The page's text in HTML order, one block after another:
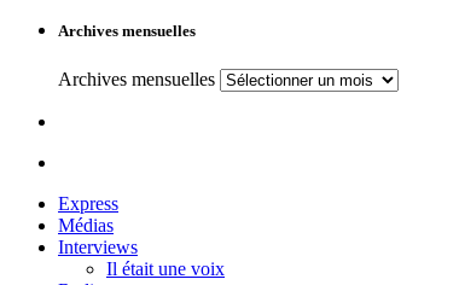
Archives mensuelles
Archives mensuelles
Express
Médias
Interviews
Il était une voix